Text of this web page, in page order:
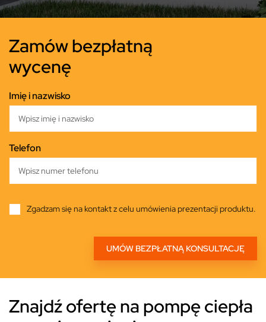
Zamów bezpłatną
wycenę
Imię i nazwisko
Telefon
Zgadzam się na kontakt z celu umówienia prezentacji produktu.
Znajdź ofertę na pompę ciepła